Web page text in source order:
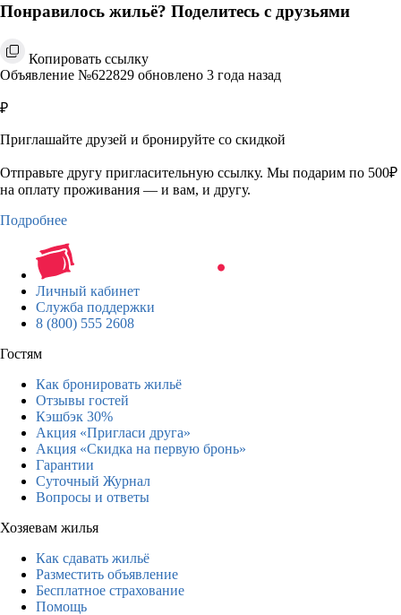
Понравилось жильё? Поделитесь с друзьями
Копировать ссылку
Объявление №622829 обновлено 3 года назад
₽
Приглашайте друзей и бронируйте со скидкой
Отправьте другу пригласительную ссылку. Мы подарим по 500₽
на оплату проживания — и вам, и другу.
Подробнее
Личный кабинет
Служба поддержки
8 (800) 555 2608
Гостям
Как бронировать жильё
Отзывы гостей
Кэшбэк 30%
Акция «Пригласи друга»
Акция «Скидка на первую бронь»
Гарантии
Суточный Журнал
Вопросы и ответы
Хозяевам жилья
Как сдавать жильё
Разместить объявление
Бесплатное страхование
Помощь